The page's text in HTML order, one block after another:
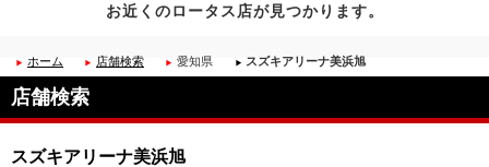
お近くのロータス店が見つかります。
ホーム 店舗検索 愛知県 スズキアリーナ美浜旭
店舗検索
スズキアリーナ美浜旭